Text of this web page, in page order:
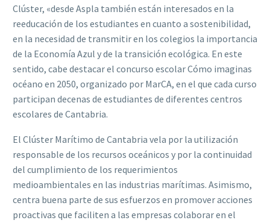
Clúster, «desde Aspla también están interesados en la
reeducación de los estudiantes en cuanto a sostenibilidad,
en la necesidad de transmitir en los colegios la importancia
de la Economía Azul y de la transición ecológica. En este
sentido, cabe destacar el concurso escolar Cómo imaginas
océano en 2050, organizado por MarCA, en el que cada curso
participan decenas de estudiantes de diferentes centros
escolares de Cantabria.
El Clúster Marítimo de Cantabria vela por la utilización
responsable de los recursos oceánicos y por la continuidad
del cumplimiento de los requerimientos
medioambientales en las industrias marítimas. Asimismo,
centra buena parte de sus esfuerzos en promover acciones
proactivas que faciliten a las empresas colaborar en el